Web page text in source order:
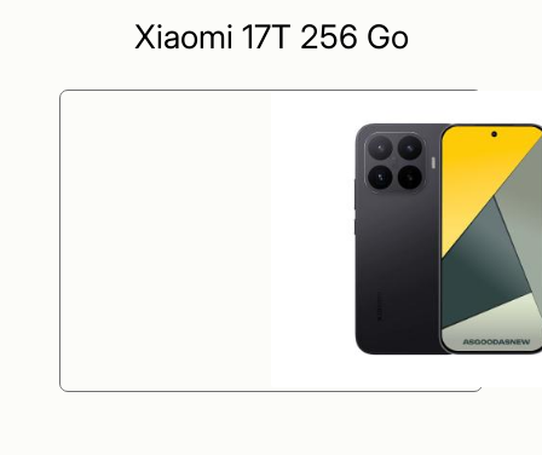
Xiaomi 17T 256 Go